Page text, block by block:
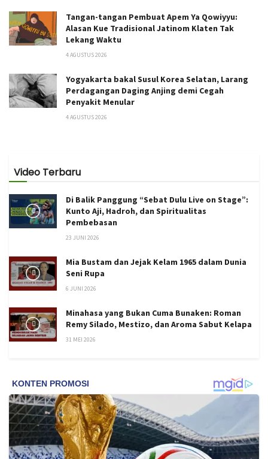
Tangan-tangan Pembuat Apem Ya Qowiyyu:
Alasan Kue Tradisional Jatinom Klaten Tak
Lekang Waktu
4 AGUSTUS 2026
Yogyakarta bakal Susul Korea Selatan, Larang
Perdagangan Daging Anjing demi Cegah
Penyakit Menular
4 AGUSTUS 2026
Video Terbaru
Di Balik Panggung “Sebat Dulu Live on Stage”:
Kunto Aji, Hadroh, dan Spiritualitas
Pembebasan
23 JUNI 2026
Mia Bustam dan Jejak Kelam 1965 dalam Dunia
Seni Rupa
6 JUNI 2026
Minahasa yang Bukan Cuma Bunaken: Roman
Remy Silado, Mestizo, dan Aroma Sabut Kelapa
31 MEI 2026